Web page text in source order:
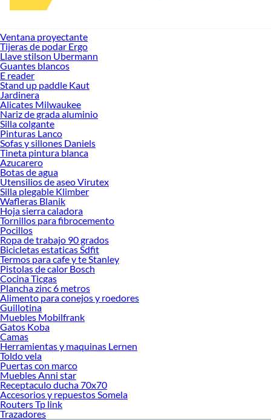
Ventana proyectante
Tijeras de podar Ergo
Llave stilson Ubermann
Guantes blancos
E reader
Stand up paddle Kaut
Jardinera
Alicates Milwaukee
Nariz de grada aluminio
Silla colgante
Pinturas Lanco
Sofas y sillones Daniels
Tineta pintura blanca
Azucarero
Botas de agua
Utensilios de aseo Virutex
Silla plegable Klimber
Wafleras Blanik
Hoja sierra caladora
Tornillos para fibrocemento
Pocillos
Ropa de trabajo 90 grados
Bicicletas estaticas Sdfit
Termos para cafe y te Stanley
Pistolas de calor Bosch
Cocina Ticgas
Plancha zinc 6 metros
Alimento para conejos y roedores
Guillotina
Muebles Mobilfrank
Gatos Koba
Camas
Herramientas y maquinas Lernen
Toldo vela
Puertas con marco
Muebles Anni star
Receptaculo ducha 70x70
Accesorios y repuestos Somela
Routers Tp link
Trazadores